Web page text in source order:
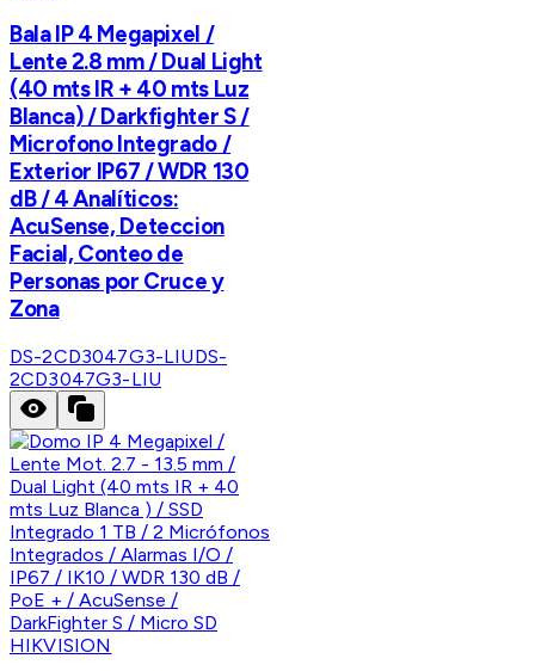
Bala IP 4 Megapixel /
Lente 2.8 mm / Dual Light
(40 mts IR + 40 mts Luz
Blanca) / Darkfighter S /
Microfono Integrado /
Exterior IP67 / WDR 130
dB / 4 Analíticos:
AcuSense, Deteccion
Facial, Conteo de
Personas por Cruce y
Zona
DS-2CD3047G3-LIUDS-
2CD3047G3-LIU
HIKVISION